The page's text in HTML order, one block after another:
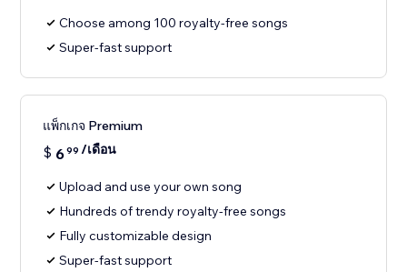
Choose among 100 royalty-free songs
Super-fast support
แพ็กเกจ Premium
$ 699 /เดือน
Upload and use your own song
Hundreds of trendy royalty-free songs
Fully customizable design
Super-fast support